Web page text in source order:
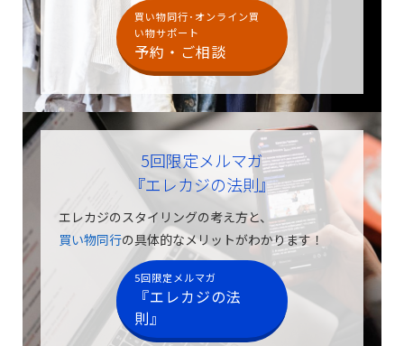
買い物同行･オンライン買
い物サポート
予約・ご相談
5回限定メルマガ
『エレカジの法則』
エレカジのスタイリングの考え方と、
買い物同行の具体的なメリットがわかります！
5回限定メルマガ
『エレカジの法
則』